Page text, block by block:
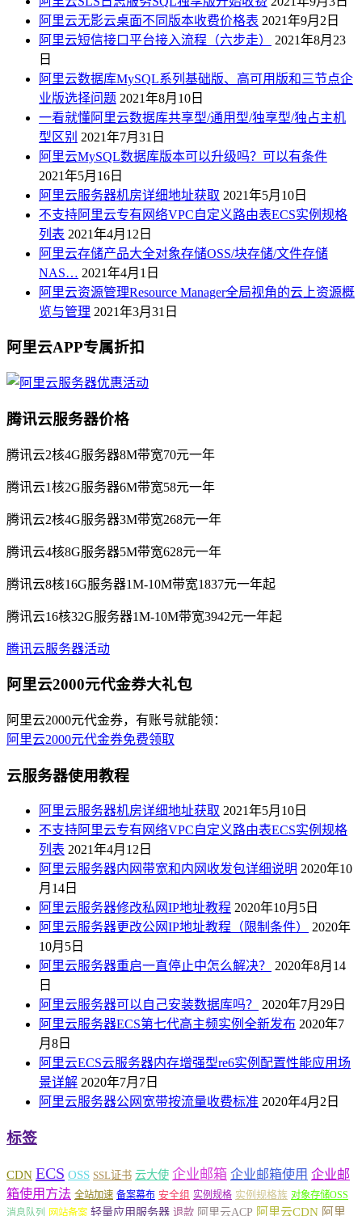
阿里云无影云桌面不同版本收费价格表 2021年9月2日
阿里云短信接口平台接入流程（六步走）
2021年8月23
日
阿里云数据库MySQL系列基础版、高可用版和三节点企
业版选择问题 2021年8月10日
一看就懂阿里云数据库共享型/通用型/独享型/独占主机
型区别 2021年7月31日
阿里云MySQL数据库版本可以升级吗？可以有条件
2021年5月16日
阿里云服务器机房详细地址获取 2021年5月10日
不支持阿里云专有网络VPC自定义路由表ECS实例规格
列表 2021年4月12日
阿里云存储产品大全对象存储OSS/块存储/文件存储
NAS… 2021年4月1日
阿里云资源管理Resource Manager全局视角的云上资源概
览与管理 2021年3月31日
阿里云APP专属折扣
腾讯云服务器价格
腾讯云2核4G服务器8M带宽70元一年
腾讯云1核2G服务器6M带宽58元一年
腾讯云2核4G服务器3M带宽268元一年
腾讯云4核8G服务器5M带宽628元一年
腾讯云8核16G服务器1M-10M带宽1837元一年起
腾讯云16核32G服务器1M-10M带宽3942元一年起
腾讯云服务器活动
阿里云2000元代金券大礼包
阿里云2000元代金券，有账号就能领：
阿里云2000元代金券免费领取
云服务器使用教程
阿里云服务器机房详细地址获取 2021年5月10日
不支持阿里云专有网络VPC自定义路由表ECS实例规格
列表 2021年4月12日
阿里云服务器内网带宽和内网收发包详细说明 2020年10
月14日
阿里云服务器修改私网IP地址教程 2020年10月5日
阿里云服务器更改公网IP地址教程（限制条件）
2020年
10月5日
阿里云服务器重启一直停止中怎么解决？
2020年8月14
日
阿里云服务器可以自己安装数据库吗？
2020年7月29日
阿里云服务器ECS第七代高主频实例全新发布 2020年7
月8日
阿里云ECS云服务器内存增强型re6实例配置性能应用场
景详解 2020年7月7日
阿里云服务器公网宽带按流量收费标准 2020年4月2日
标签
CDN ECS OSS SSL证书 云大使 企业邮箱 企业邮箱使用 企业邮
箱使用方法 全站加速 备案幕布 安全组 实例规格 实例规格族 对象存储OSS
消息队列
网站备案 轻量应用服务器 退款 阿里云ACP 阿里云CDN 阿里